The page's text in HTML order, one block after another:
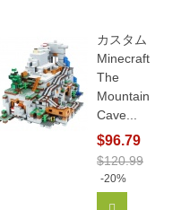
カスタム
Minecraft
The
Mountain
Cave...
$96.79
$120.99
-20%